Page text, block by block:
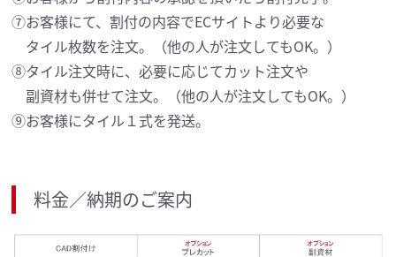
⑦お客様にて、割付の内容でECサイトより必要な
タイル枚数を注文。（他の人が注文してもOK。）
⑧タイル注文時に、必要に応じてカット注文や
副資材も併せて注文。（他の人が注文してもOK。）
⑨お客様にタイル１式を発送。
料金／納期のご案内